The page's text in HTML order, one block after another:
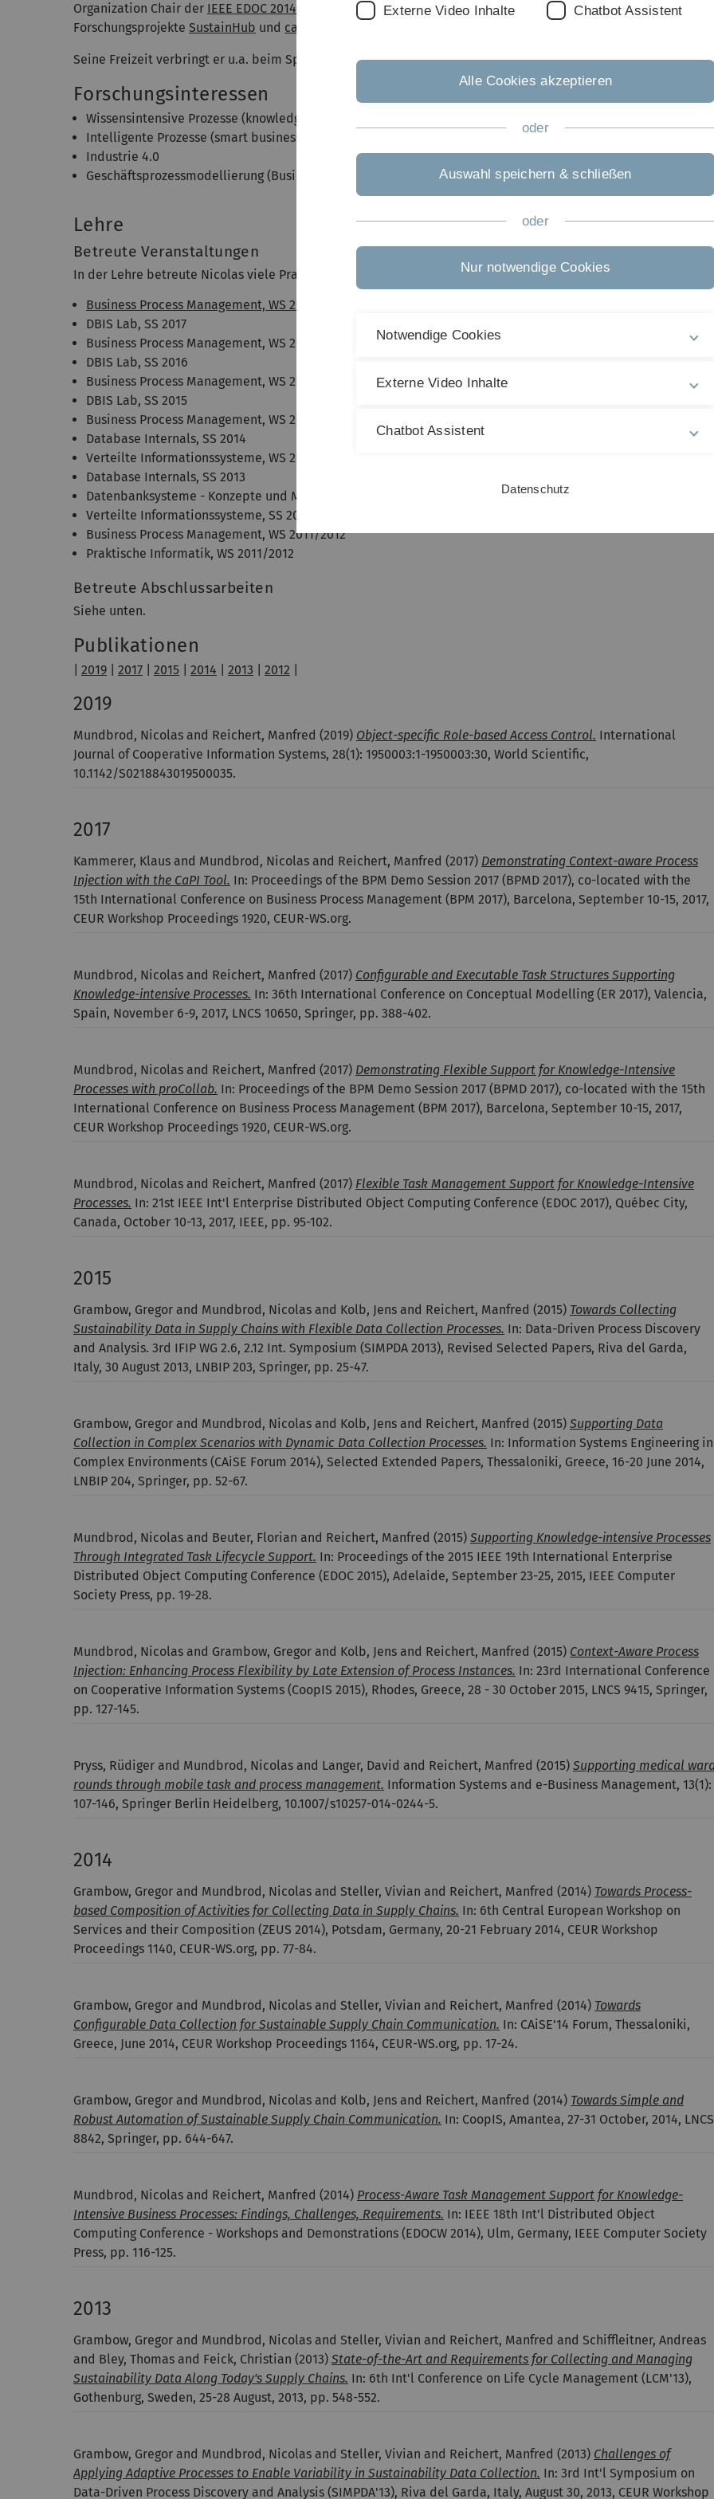
Organization Chair der IEEE EDOC 2014 Konferenzin Ulm. Außerdem war er Teil der erfolgreich
Forschungsprojekte SustainHub und casavi
Seine Freizeit verbringt er u.a. beim Sport, z.B. Fußball, Joggen oder Ski fahren.
Forschungsinteressen
Wissensintensive Prozesse (knowledge-intensive processes)
Intelligente Prozesse (smart business processes)
Industrie 4.0
Geschäftsprozessmodellierung (Business Process Modeling)
Projekte
casavi (abgeschlossen)
Lehre
Betreute Veranstaltungen
In der Lehre betreute Nicolas viele Praktika, Seminare sowie die folgenden Veranstaltungen als Übungsleiter:
Business Process Management, WS 2017/2018
DBIS Lab, SS 2017
Business Process Management, WS 2016/2017
DBIS Lab, SS 2016
Business Process Management, WS 2015/2016
DBIS Lab, SS 2015
Business Process Management, WS 2014/2015
Database Internals, SS 2014
Verteilte Informationssysteme, WS 2013/2014
Database Internals, SS 2013
Datenbanksysteme - Konzepte und Modelle, WS 2012/2013
Verteilte Informationssysteme, SS 2012
Business Process Management, WS 2011/2012
Praktische Informatik, WS 2011/2012
Betreute Abschlussarbeiten
Siehe unten.
Publikationen
2019 2017 2015 2014 2013 2012
2019
Mundbrod, Nicolas and Reichert, Manfred (2019) Object-specific Role-based Access Control. International
Journal of Cooperative Information Systems, 28(1): 1950003:1-1950003:30, World Scientific,
10.1142/S0218843019500035.
2017
Kammerer, Klaus and Mundbrod, Nicolas and Reichert, Manfred (2017) Demonstrating Context-aware Process
Injection with the CaPI Tool. In: Proceedings of the BPM Demo Session 2017 (BPMD 2017), co-located with the
15th International Conference on Business Process Management (BPM 2017), Barcelona, September 10-15, 2017,
CEUR Workshop Proceedings 1920, CEUR-WS.org.
Mundbrod, Nicolas and Reichert, Manfred (2017) Configurable and Executable Task Structures Supporting
Knowledge-intensive Processes. In: 36th International Conference on Conceptual Modelling (ER 2017), Valencia,
Spain, November 6-9, 2017, LNCS 10650, Springer, pp. 388-402.
Mundbrod, Nicolas and Reichert, Manfred (2017) Demonstrating Flexible Support for Knowledge-Intensive
Processes with proCollab. In: Proceedings of the BPM Demo Session 2017 (BPMD 2017), co-located with the 15th
International Conference on Business Process Management (BPM 2017), Barcelona, September 10-15, 2017,
CEUR Workshop Proceedings 1920, CEUR-WS.org.
Mundbrod, Nicolas and Reichert, Manfred (2017) Flexible Task Management Support for Knowledge-Intensive
Processes. In: 21st IEEE Int'l Enterprise Distributed Object Computing Conference (EDOC 2017), Québec City,
Canada, October 10-13, 2017, IEEE, pp. 95-102.
2015
Grambow, Gregor and Mundbrod, Nicolas and Kolb, Jens and Reichert, Manfred (2015) Towards Collecting
Sustainability Data in Supply Chains with Flexible Data Collection Processes. In: Data-Driven Process Discovery
and Analysis. 3rd IFIP WG 2.6, 2.12 Int. Symposium (SIMPDA 2013), Revised Selected Papers, Riva del Garda,
Italy, 30 August 2013, LNBIP 203, Springer, pp. 25-47.
Grambow, Gregor and Mundbrod, Nicolas and Kolb, Jens and Reichert, Manfred (2015) Supporting Data
Collection in Complex Scenarios with Dynamic Data Collection Processes. In: Information Systems Engineering in
Complex Environments (CAiSE Forum 2014), Selected Extended Papers, Thessaloniki, Greece, 16-20 June 2014,
LNBIP 204, Springer, pp. 52-67.
Mundbrod, Nicolas and Beuter, Florian and Reichert, Manfred (2015) Supporting Knowledge-intensive Processes
Through Integrated Task Lifecycle Support. In: Proceedings of the 2015 IEEE 19th International Enterprise
Distributed Object Computing Conference (EDOC 2015), Adelaide, September 23-25, 2015, IEEE Computer
Society Press, pp. 19-28.
Mundbrod, Nicolas and Grambow, Gregor and Kolb, Jens and Reichert, Manfred (2015) Context-Aware Process
Injection: Enhancing Process Flexibility by Late Extension of Process Instances. In: 23rd International Conference
on Cooperative Information Systems (CoopIS 2015), Rhodes, Greece, 28 - 30 October 2015, LNCS 9415, Springer,
pp. 127-145.
Pryss, Rüdiger and Mundbrod, Nicolas and Langer, David and Reichert, Manfred (2015) Supporting medical
rounds through mobile task and process management. Information Systems and e-Business Management, 13(1):
107-146, Springer Berlin Heidelberg, 10.1007/s10257-014-0244-5.
2014
Grambow, Gregor and Mundbrod, Nicolas and Steller, Vivian and Reichert, Manfred (2014) Towards Process-
based Composition of Activities for Collecting Data in Supply Chains. In: 6th Central European Workshop on
Services and their Composition (ZEUS 2014), Potsdam, Germany, 20-21 February 2014, CEUR Workshop
Proceedings 1140, CEUR-WS.org, pp. 77-84.
Grambow, Gregor and Mundbrod, Nicolas and Steller, Vivian and Reichert, Manfred (2014) Towards
Configurable Data Collection for Sustainable Supply Chain Communication. In: CAiSE'14 Forum, Thessaloniki,
Greece, June 2014, CEUR Workshop Proceedings 1164, CEUR-WS.org, pp. 17-24.
Grambow, Gregor and Mundbrod, Nicolas and Kolb, Jens and Reichert, Manfred (2014) Towards Simple and
Robust Automation of Sustainable Supply Chain Communication. In: CoopIS, Amantea, 27-31 October, 2014, LNCS
8842, Springer, pp. 644-647.
Mundbrod, Nicolas and Reichert, Manfred (2014) Process-Aware Task Management Support for Knowledge-
Intensive Business Processes: Findings, Challenges, Requirements. In: IEEE 18th Int'l Distributed Object
Computing Conference - Workshops and Demonstrations (EDOCW 2014), Ulm, Germany, IEEE Computer Society
Press, pp. 116-125.
2013
Grambow, Gregor and Mundbrod, Nicolas and Steller, Vivian and Reichert, Manfred and Schiffleitner, Andreas
and Bley, Thomas and Feick, Christian (2013) State-of-the-Art and Requirements for Collecting and Managing
Sustainability Data Along Today's Supply Chains. In: 6th Int'l Conference on Life Cycle Management (LCM'13),
Gothenburg, Sweden, 25-28 August, 2013, pp. 548-552.
Grambow, Gregor and Mundbrod, Nicolas and Steller, Vivian and Reichert, Manfred (2013) Challenges of
Applying Adaptive Processes to Enable Variability in Sustainability Data Collection. In: 3rd Int'l Symposium on
Data-Driven Process Discovery and Analysis (SIMPDA'13), Riva del Garda, Italy, August 30, 2013, CEUR Workshop
Externe Video Inhalte Chatbot Assistent
Alle Cookies akzeptieren
oder
Auswahl speichern & schließen
oder
Nur notwendige Cookies
Notwendige Cookies
Externe Video Inhalte
Chatbot Assistent
Datenschutz